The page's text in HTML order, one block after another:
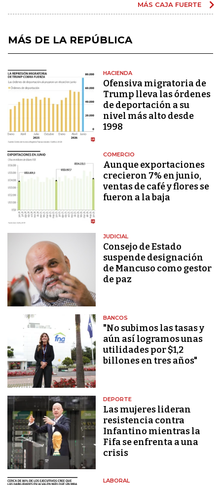
MÁS CAJA FUERTE
MÁS DE LA REPÚBLICA
HACIENDA
Ofensiva migratoria de
Trump lleva las órdenes
de deportación a su
nivel más alto desde
1998
COMERCIO
Aunque exportaciones
crecieron 7% en junio,
ventas de café y flores se
fueron a la baja
JUDICIAL
Consejo de Estado
suspende designación
de Mancuso como gestor
de paz
BANCOS
"No subimos las tasas y
aún así logramos unas
utilidades por $1,2
billones en tres años"
DEPORTE
Las mujeres lideran
resistencia contra
Infantino mientras la
Fifa se enfrenta a una
crisis
LABORAL